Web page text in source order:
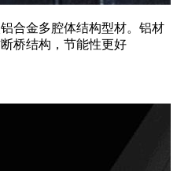
合金多腔体结构型材。铝材
桥结构，节能性更好